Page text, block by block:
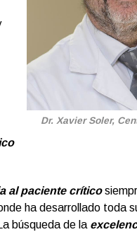
Dr. Xavier Soler,
al paciente crítico
ha desarrollado toda
búsqueda de la